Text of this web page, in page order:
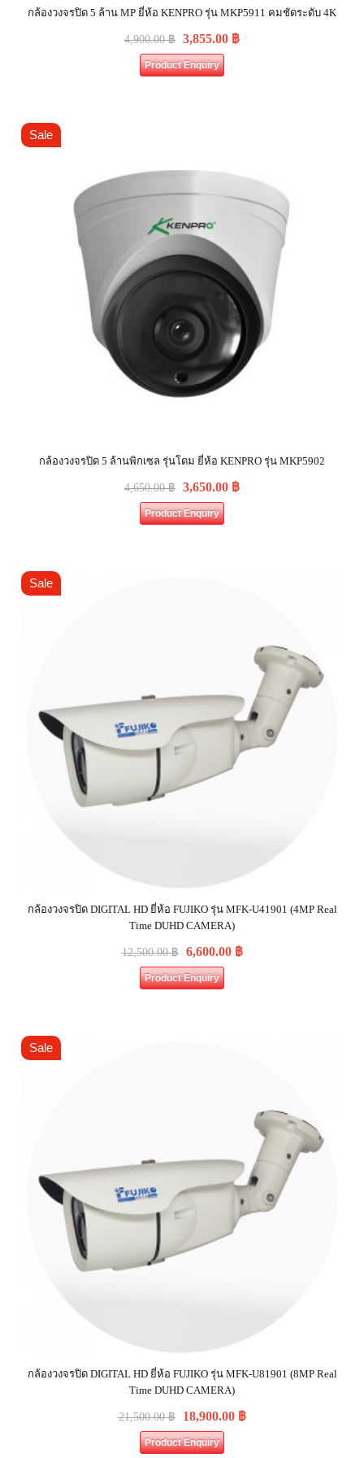
กล้องวงจรปิด 5 ล้าน MP ยี่ห้อ KENPRO รุ่น MKP5911 คมชัดระดับ 4K
4,900.00฿ 3,855.00 ฿
Product Enquiry
Sale
กล้องวงจรปิด 5 ล้านพิกเซล รุ่นโดม ยี่ห้อ KENPRO รุ่น MKP5902
4,650.00฿ 3,650.00 ฿
Product Enquiry
Sale
กล้องวงจรปิด DIGITAL HD ยี่ห้อ FUJIKO รุ่น MFK-U41901 (4MP Real
Time DUHD CAMERA)
12,500.00฿ 6,600.00 ฿
Product Enquiry
Sale
กล้องวงจรปิด DIGITAL HD ยี่ห้อ FUJIKO รุ่น MFK-U81901 (8MP Real
Time DUHD CAMERA)
21,500.00฿ 18,900.00 ฿
Product Enquiry